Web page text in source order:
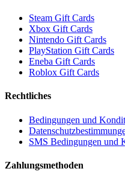
Steam Gift Cards
Xbox Gift Cards
Nintendo Gift Cards
PlayStation Gift Cards
Eneba Gift Cards
Roblox Gift Cards
Rechtliches
Bedingungen und
SMS Bedingungen und
Zahlungsmethoden